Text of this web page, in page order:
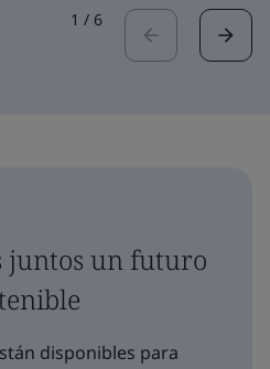
1 / 6
juntos un futuro
disponibles para